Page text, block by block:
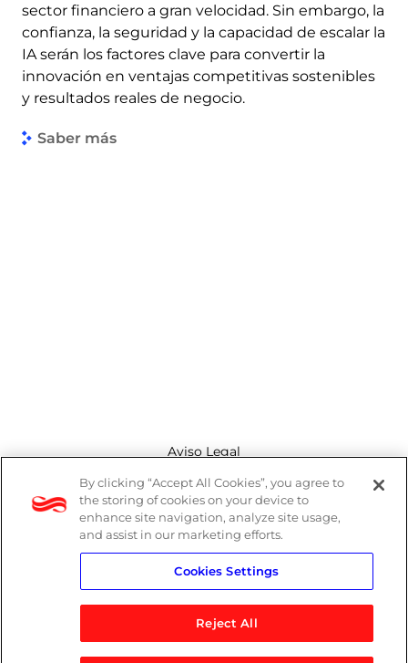
sector financiero a gran velocidad. Sin embargo, la
confianza, la seguridad y la capacidad de escalar la
IA serán los factores clave para convertir la
innovación en ventajas competitivas sostenibles
y resultados reales de negocio.
Saber más
Aviso Legal
Canal de denuncias
Política de cookies
Política de privacidad
By clicking “Accept All Cookies”, you agree to
the storing of cookies on your device to
enhance site navigation, analyze site usage,
and assist in our marketing efforts.
Cookies Settings
Reject All